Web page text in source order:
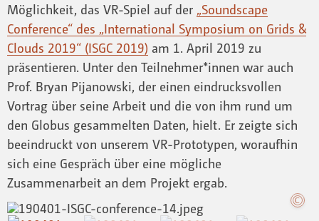
Möglichkeit, das VR-Spiel auf der „Soundscape
Conference“ des „International Symposium on Grids &
Clouds 2019“ (ISGC 2019) am 1. April 2019 zu
präsentieren. Unter den Teilnehmer*innen war auch
Prof. Bryan Pijanowski, der einen eindrucksvollen
Vortrag über seine Arbeit und die von ihm rund um
den Globus gesammelten Daten, hielt. Er zeigte sich
beeindruckt von unserem VR-Prototypen, woraufhin
sich eine Gespräch über eine mögliche
Zusammenarbeit an dem Projekt ergab.